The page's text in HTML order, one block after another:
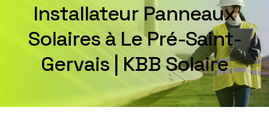
Installateur Panneaux
Solaires à Le Pré-Saint-
Gervais | KBB Solaire